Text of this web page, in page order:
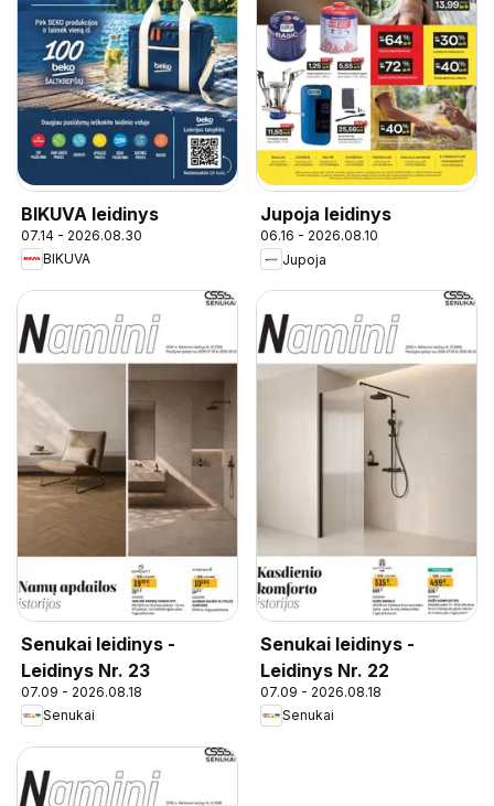
BIKUVA leidinys
07.14 - 2026.08.30
BIKUVA
Jupoja leidinys
06.16 - 2026.08.10
Jupoja
Senukai leidinys -
Leidinys Nr. 23
07.09 - 2026.08.18
Senukai
Senukai leidinys -
Leidinys Nr. 22
07.09 - 2026.08.18
Senukai